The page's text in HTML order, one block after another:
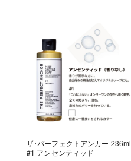
ザ･パーフェクトアンカー 236ml
#1 アンセンティッド